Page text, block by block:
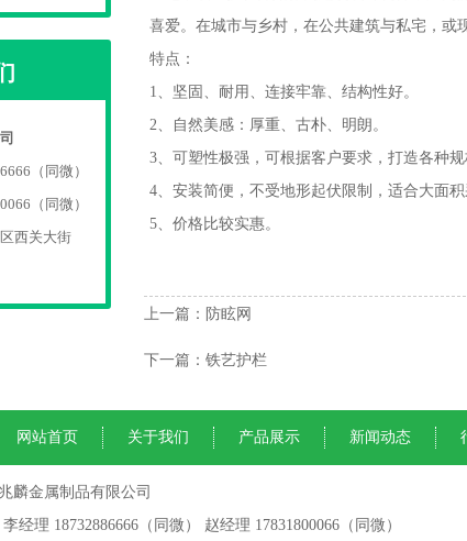
（同微）
（同微）
西关大街
喜爱。在城市与乡村，在公共建筑与私宅，或
特点：
1、坚固、耐用、连接牢靠、结构性好。
2、自然美感：厚重、古朴、明朗。
3、可塑性极强，可根据客户要求，打造各种规
4、安装简便，不受地形起伏限制，适合大面积
5、价格比较实惠。
上一篇：防眩网
下一篇：铁艺护栏
网站首页 关于我们 产品展示 新闻动态
麟金属制品有限公司
经理‬ 18732886666（同微）‬‬ 赵经理 17831800066（同微）